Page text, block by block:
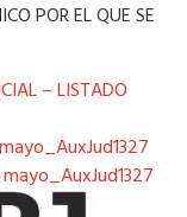
POR EL QUE SE
– LISTADO